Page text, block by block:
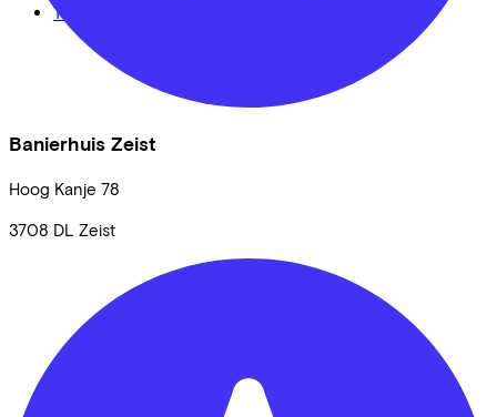
Banierhuis Zeist
Hoog Kanje 78
3708 DL Zeist
Terms of use